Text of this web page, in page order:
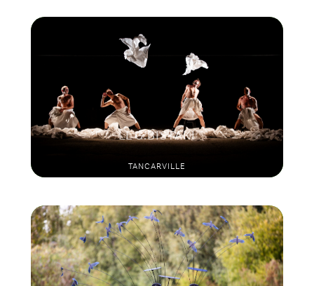
LE G.BISTAKI
TANCARVILLE